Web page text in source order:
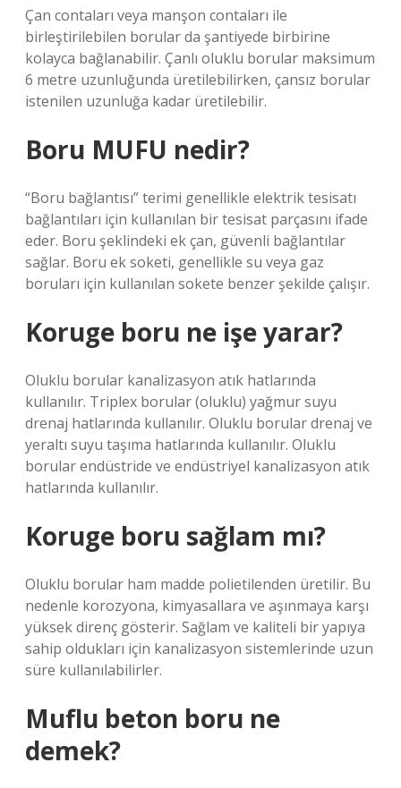
Çan contaları veya manşon contaları ile
birleştirilebilen borular da şantiyede birbirine
kolayca bağlanabilir. Çanlı oluklu borular maksimum
6 metre uzunluğunda üretilebilirken, çansız borular
istenilen uzunluğa kadar üretilebilir.
Boru MUFU nedir?
“Boru bağlantısı” terimi genellikle elektrik tesisatı
bağlantıları için kullanılan bir tesisat parçasını ifade
eder. Boru şeklindeki ek çan, güvenli bağlantılar
sağlar. Boru ek soketi, genellikle su veya gaz
boruları için kullanılan sokete benzer şekilde çalışır.
Koruge boru ne işe yarar?
Oluklu borular kanalizasyon atık hatlarında
kullanılır. Triplex borular (oluklu) yağmur suyu
drenaj hatlarında kullanılır. Oluklu borular drenaj ve
yeraltı suyu taşıma hatlarında kullanılır. Oluklu
borular endüstride ve endüstriyel kanalizasyon atık
hatlarında kullanılır.
Koruge boru sağlam mı?
Oluklu borular ham madde polietilenden üretilir. Bu
nedenle korozyona, kimyasallara ve aşınmaya karşı
yüksek direnç gösterir. Sağlam ve kaliteli bir yapıya
sahip oldukları için kanalizasyon sistemlerinde uzun
süre kullanılabilirler.
Muflu beton boru ne
demek?